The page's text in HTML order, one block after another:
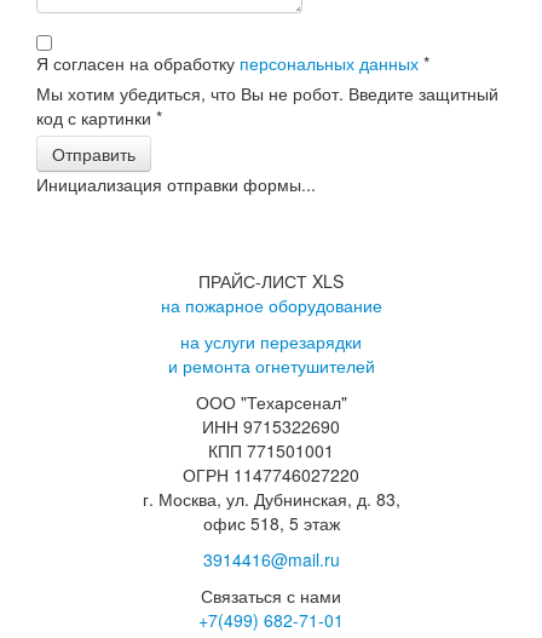
Я согласен на обработку персональных данных *
Мы хотим убедиться, что Вы не робот. Введите защитный
код с картинки *
Отправить
Инициализация отправки формы...
ПРАЙС-ЛИСТ XLS
на пожарное оборудование
на услуги перезарядки
и ремонта огнетушителей
ООО "Техарсенал"
ИНН 9715322690
КПП 771501001
ОГРН 1147746027220
г. Москва, ул. Дубнинская, д. 83,
офис 518, 5 этаж
3914416@mail.ru
Связаться с нами
+7(499) 682-71-01